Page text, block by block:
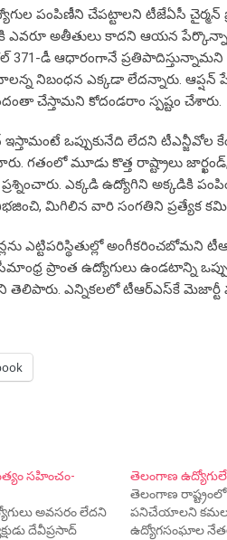
పంపిణీని చేపట్టాలని టీజేఏసీ
అతీతులు కాదని ఆయన
371-డీ ఆధారంగానే
నిబంధన ఎక్కడా లేదన్నారు. ఆప్షన్
చేస్తామని కోదండరాం స్పష్టం చేశారు.
ఇస్తామంటే ఒప్పుకునేది లేదని టీఎన్జీవోల
గతంలో మూడు కొత్త రాష్ట్రాలు
ఎక్కడి ఉద్యోగిని అక్కడికి
విభజించి, మిగిలిన వారి సంగతిని ప్రత్యేక
ఎట్టిపరిస్థితుల్లో
ప్రాంత ఉద్యోగులు ఉండటాన్ని
తెలిపారు. ఎన్నికలలో టీఆర్‌ఎస్‌కే మెజార్టీ
సహించం-
అవసరం లేదని
దేవీప్రసాద్
తెలంగాణ
తెలంగాణ
పనిచేయాలని
ఉద్యోగసంఘాల